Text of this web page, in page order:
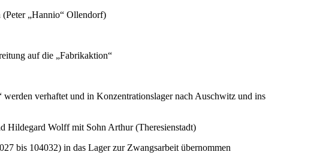
„Hannio“ Ollendorf)
auf die „Fabrikaktion“
verhaftet und in Konzentrationslager nach Auschwitz und ins
Hildegard Wolff mit Sohn Arthur (Theresienstadt)
bis 104032) in das Lager zur Zwangsarbeit übernommen